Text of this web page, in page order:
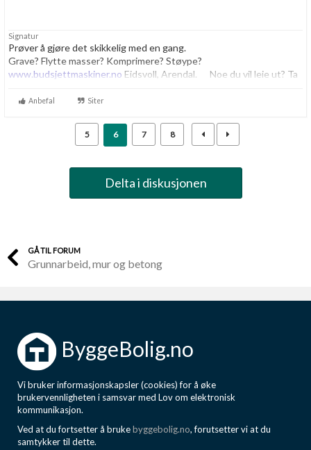
Signatur
Prøver å gjøre det skikkelig med en gang.
Grave? Flytte masser? Komprimere? Støype?
www.budsjettmaskiner.no Eidsvoll, Arendal. Noe du vil leie ut? Ta
Anbefal Siter
5 6 7 8
Delta i diskusjonen
GÅ TIL FORUM
Grunnarbeid, mur og betong
ByggeBolig.no
Vi bruker informasjonskapsler (cookies) for å øke
brukervennligheten i samsvar med Lov om elektronisk
kommunikasjon.
Ved at du fortsetter å brukebyggebolig.no, forutsetter vi at du
samtykker til dette.